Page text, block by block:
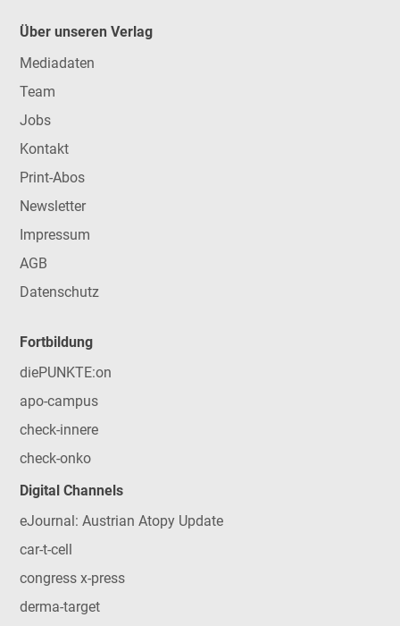
Über unseren Verlag
Mediadaten
Team
Jobs
Kontakt
Print-Abos
Newsletter
Impressum
AGB
Datenschutz
Fortbildung
diePUNKTE:on
apo-campus
check-innere
check-onko
Digital Channels
eJournal: Austrian Atopy Update
car-t-cell
congress x-press
derma-target